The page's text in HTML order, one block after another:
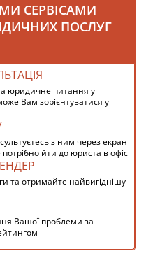
СЕРВІСАМИ
ПОСЛУГ
юридичне питання у
Вам зорієнтуватися у
з ним через екран
йти до юриста в офіс
та отримайте найвигіднішу
Вашої проблеми за